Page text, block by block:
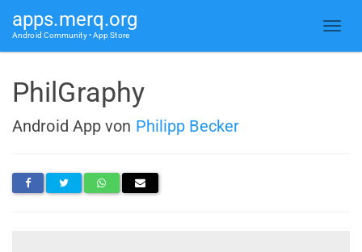
apps.merq.org
Android Community • App Store
PhilGraphy
Android App von Philipp Becker